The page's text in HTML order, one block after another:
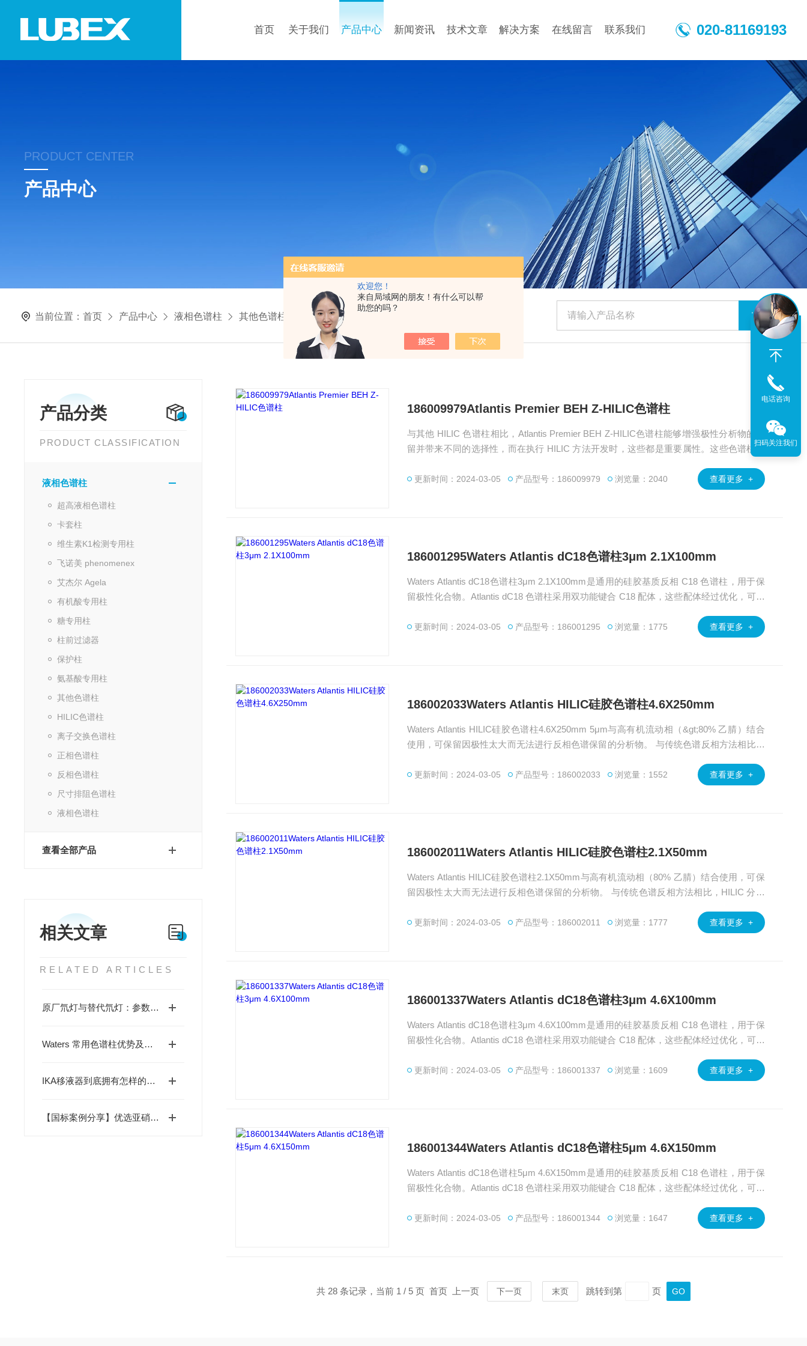
欢迎您！
来自局域网的朋友！有什么可以帮
助您的吗？
首页 关于我们 产品中心 新闻资讯 技术文章 解决方案 在线留言 联系我们 020-81169193
PRODUCT CENTER
产品中心
当前位置： 首页 产品中心 液相色谱柱 其他色谱柱
产品分类
PRODUCT CLASSIFICATION
液相色谱柱
超高液相色谱柱
卡套柱
维生素K1检测专用柱
飞诺美 phenomenex
艾杰尔 Agela
有机酸专用柱
糖专用柱
柱前过滤器
保护柱
氨基酸专用柱
其他色谱柱
HILIC色谱柱
离子交换色谱柱
正相色谱柱
反相色谱柱
尺寸排阻色谱柱
液相色谱柱
查看全部产品
相关文章
RELATED ARTICLES
原厂氘灯与替代氘灯：参数详细对比，应该要怎么选择？
Waters 常用色谱柱优势及典型应用案例：BEH C18 - 小分子药分析
IKA移液器到底拥有怎样的特点呢？
【国标案例分享】优选亚硝胺检测新方案，LUBEX国产MS柱助您降本增效
186009979Atlantis Premier BEH Z-HILIC色谱柱
与其他 HILIC 色谱柱相比，Atlantis Premier BEH Z-HILIC色谱柱能够增强极性分析物的保
留并带来不同的选择性，而在执行 HILIC 方法开发时，这些都是重要属性。这些色谱柱采
减少了不必要的分析物/表面相互作用，减少了峰形变差和信号强度损失的情况。
更新时间：2024-03-05 产品型号：186009979 浏览量：2040 查看更多 +
186001295Waters Atlantis dC18色谱柱3μm 2.1X100mm
Waters Atlantis dC18色谱柱3μm 2.1X100mm是通用的硅胶基质反相 C18 色谱柱，用于保
留极性化合物。Atlantis dC18 色谱柱采用双功能键合 C18 配体，这些配体经过优化，可用
更新时间：2024-03-05 产品型号：186001295 浏览量：1775 查看更多 +
186002033Waters Atlantis HILIC硅胶色谱柱4.6X250mm
Waters Atlantis HILIC硅胶色谱柱4.6X250mm 5μm与高有机流动相（&gt;80% 乙腈）结合
使用，可保留因极性太大而无法进行反相色谱保留的分析物。 与传统色谱反相方法相比，
更新时间：2024-03-05 产品型号：186002033 浏览量：1552 查看更多 +
186002011Waters Atlantis HILIC硅胶色谱柱2.1X50mm
Waters Atlantis HILIC硅胶色谱柱2.1X50mm与高有机流动相（80% 乙腈）结合使用，可保
留因极性太大而无法进行反相色谱保留的分析物。 与传统色谱反相方法相比，HILIC 分离
更新时间：2024-03-05 产品型号：186002011 浏览量：1777 查看更多 +
186001337Waters Atlantis dC18色谱柱3μm 4.6X100mm
Waters Atlantis dC18色谱柱3μm 4.6X100mm是通用的硅胶基质反相 C18 色谱柱，用于保
留极性化合物。Atlantis dC18 色谱柱采用双功能键合 C18 配体，这些配体经过优化，可用
更新时间：2024-03-05 产品型号：186001337 浏览量：1609 查看更多 +
186001344Waters Atlantis dC18色谱柱5μm 4.6X150mm
Waters Atlantis dC18色谱柱5μm 4.6X150mm是通用的硅胶基质反相 C18 色谱柱，用于保
留极性化合物。Atlantis dC18 色谱柱采用双功能键合 C18 配体，这些配体经过优化，可用
更新时间：2024-03-05 产品型号：186001344 浏览量：1647 查看更多 +
共 28 条记录，当前 1 / 5 页 首页 上一页 下一页 末页 跳转到第 页
电话咨询
扫码关注我们